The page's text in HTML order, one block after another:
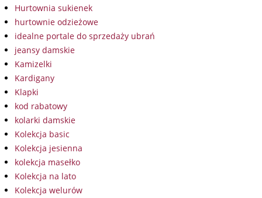
Hurtownia sukienek
hurtownie odzieżowe
idealne portale do sprzedaży ubrań
jeansy damskie
Kamizelki
Kardigany
Klapki
kod rabatowy
kolarki damskie
Kolekcja basic
Kolekcja jesienna
kolekcja masełko
Kolekcja na lato
Kolekcja welurów